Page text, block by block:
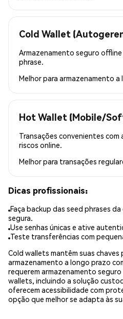
Cold Wallet
Armazenamento seguro
phrase.
Melhor para armazenamento a
Hot Wallet (Mobile/
Transações convenientes com
riscos online.
Melhor para transações
Dicas profissionais:
Faça backup das seed phrases
segura.
Use senhas únicas e ative
Teste transferências com
Cold wallets mantêm suas
armazenamento a longo prazo
requerem armazenamento
wallets, incluindo a solução
oferecem acessibilidade com
opção que melhor se adapta às